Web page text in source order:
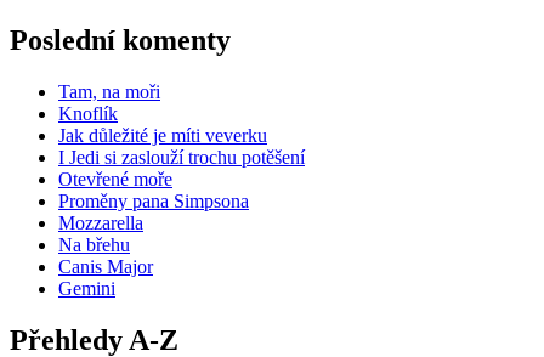
Poslední komenty
Tam, na moři
Knoflík
Jak důležité je míti veverku
I Jedi si zaslouží trochu potěšení
Otevřené moře
Proměny pana Simpsona
Mozzarella
Na břehu
Canis Major
Gemini
Přehledy A-Z